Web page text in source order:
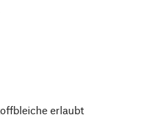
erlaubt